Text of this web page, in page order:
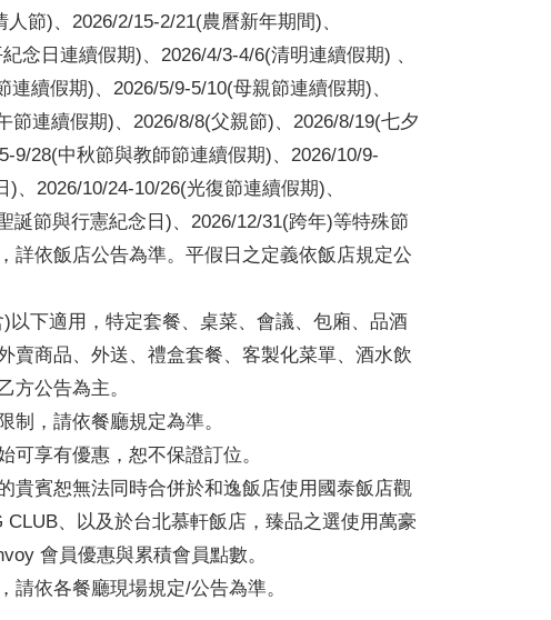
人節)、2026/2/15-2/21(農曆新年期間)、
念日連續假期)、2026/4/3-4/6(清明連續假期) 、
連續假期)、2026/5/9-5/10(母親節連續假期)、
節連續假期)、2026/8/8(父親節)、2026/8/19(七夕
9/28(中秋節與教師節連續假期)、2026/10/9-
)、2026/10/24-10/26(光復節連續假期)、
誕節與行憲紀念日)、2026/12/31(跨年)等特殊節
詳依飯店公告為準。平假日之定義依飯店規定公
以下適用，特定套餐、桌菜、會議、包廂、品酒
賣商品、外送、禮盒套餐、客製化菜單、酒水飲
方公告為主。
制，請依餐廳規定為準。
可享有優惠，恕不保證訂位。
貴賓恕無法同時合併於和逸飯店使用國泰飯店觀
CLUB、以及於台北慕軒飯店，臻品之選使用萬豪
會員優惠與累積會員點數。
請依各餐廳現場規定/公告為準。